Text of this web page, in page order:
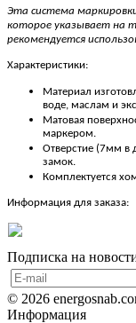
Эта система
которое указывает на
рекомендуется
Характеристики:
Материал
воде, маслам и
Матовая
маркером.
Отверстие (7мм в
замок.
Комплектуется
Информация для заказа:
Подписка на
© 2026
Информация